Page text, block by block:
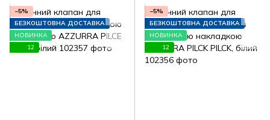
−5%
БЕЗКОШТОВНА ДОСТАВКА
НОВИНКА
12
−5%
БЕЗКОШТОВНА ДОСТАВКА
НОВИНКА
12